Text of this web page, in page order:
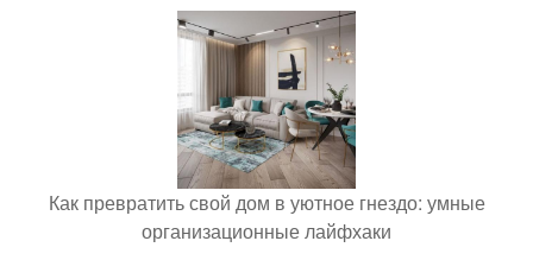
Как превратить свой дом в уютное гнездо: умные
организационные лайфхаки